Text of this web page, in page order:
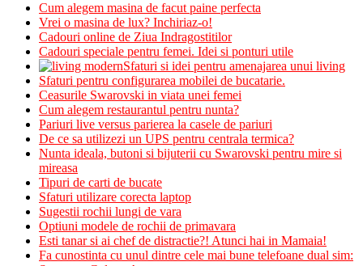
Cum alegem masina de facut paine perfecta
Vrei o masina de lux? Inchiriaz-o!
Cadouri online de Ziua Indragostitilor
Cadouri speciale pentru femei. Idei si ponturi utile
Sfaturi si idei pentru amenajarea unui living
Sfaturi pentru configurarea mobilei de bucatarie.
Ceasurile Swarovski in viata unei femei
Cum alegem restaurantul pentru nunta?
Pariuri live versus parierea la casele de pariuri
De ce sa utilizezi un UPS pentru centrala termica?
Nunta ideala, butoni si bijuterii cu Swarovski pentru mire si
mireasa
Tipuri de carti de bucate
Sfaturi utilizare corecta laptop
Sugestii rochii lungi de vara
Optiuni modele de rochii de primavara
Esti tanar si ai chef de distractie?! Atunci hai in Mamaia!
Fa cunostinta cu unul dintre cele mai bune telefoane dual sim: